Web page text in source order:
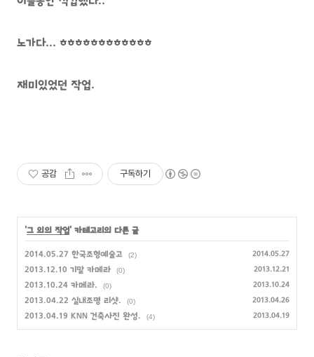
노가다... ㅎㅎㅎㅎㅎㅎㅎㅎㅎㅎㅎㅎ
재미있었던 작업.
공감 구독하기
'그 외의 작업 ' 카테고리의 다른 글
2014.05.27 한국조형예술고 (2) 2014.05.27
2013.12.10 기말 카메라 (0) 2013.12.21
2013.10.24 카메라. (0) 2013.10.24
2013.04.22 실내조명 리샷. (0) 2013.04.26
2013.04.19 KNN 건축사진 완성. (4) 2013.04.19